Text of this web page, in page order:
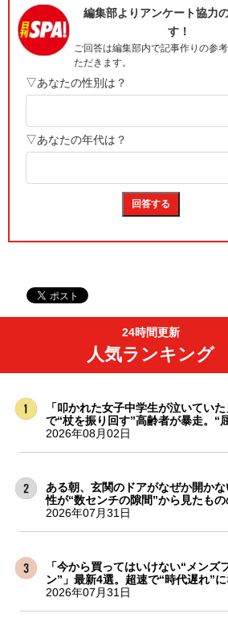
24時間更新
人気ランキング
「叩かれた女子中学生が泣いてい
で“杖を振り回す”高齢者が暴走。“
2026年08月02日
ある朝、玄関のドアがなぜか開か
性が“数センチの隙間”から見たもの
2026年07月31日
「今から買ってはいけない“メンズ
ン”」最新4選。超速で“時代遅れ”
2026年07月31日